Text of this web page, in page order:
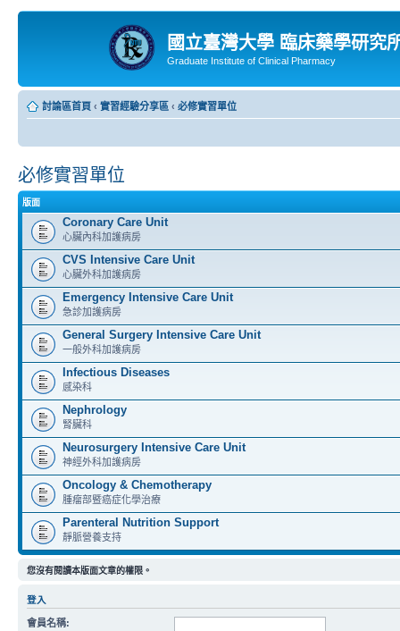
國立臺灣大學 臨床藥學研究
Graduate Institute of Clinical Pharmacy
討論區首頁 ‹ 實習經驗分享區 ‹ 必修實習單位
必修實習單位
版面
Coronary Care Unit
心臟內科加護病房
CVS Intensive Care Unit
心臟外科加護病房
Emergency Intensive Care Unit
急診加護病房
General Surgery Intensive Care Unit
一般外科加護病房
Infectious Diseases
感染科
Nephrology
腎臟科
Neurosurgery Intensive Care Unit
神經外科加護病房
Oncology & Chemotherapy
腫瘤部暨癌症化學治療
Parenteral Nutrition Support
靜脈營養支持
您沒有閱讀本版面文章的權限。
登入
會員名稱: